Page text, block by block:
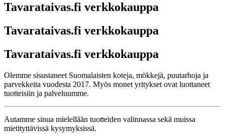
Tavarataivas.fi verkkokauppa
Tavarataivas.fi verkkokauppa
Tavarataivas.fi verkkokauppa
Olemme sisustaneet Suomalaisten koteja, mökkejä, puutarhoja ja
parvekkeita vuodesta 2017. Myös monet yritykset ovat luottaneet
tuotteisiin ja palveluumme.
Autamme sinua mielellään tuotteiden valinnassa sekä muissa
mietityttävissä kysymyksissä.